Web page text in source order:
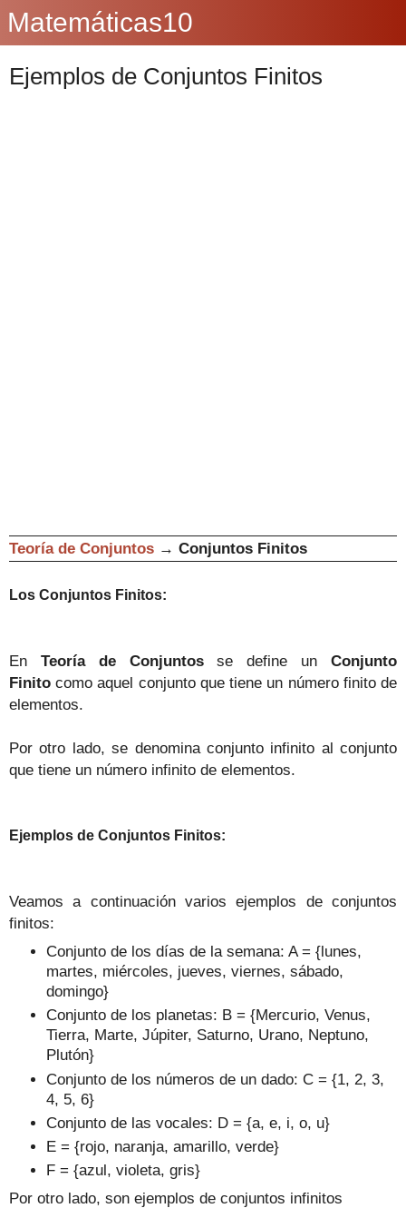
Matemáticas10
Ejemplos de Conjuntos Finitos
Teoría de Conjuntos → Conjuntos Finitos
Los Conjuntos Finitos:
En Teoría de Conjuntosse define unConjunto
Finitocomo aquel conjunto quetiene un número finito de
elementos.
Por otro lado, se denomina conjunto infinito al conjunto
que tiene un número infinito de elementos.
Ejemplos de Conjuntos Finitos:
Veamos a continuación varios ejemplos de conjuntos
finitos:
Conjunto de los días de la semana: A = {lunes,
martes, miércoles, jueves, viernes, sábado,
domingo}
Conjunto de los planetas: B = {Mercurio, Venus,
Tierra, Marte, Júpiter, Saturno, Urano, Neptuno,
Plutón}
Conjunto de los números de un dado: C = {1, 2, 3,
4, 5, 6}
Conjunto de las vocales: D = {a, e, i, o, u}
E = {rojo, naranja, amarillo, verde}
F = {azul, violeta, gris}
Por otro lado, son ejemplos de conjuntos infinitos